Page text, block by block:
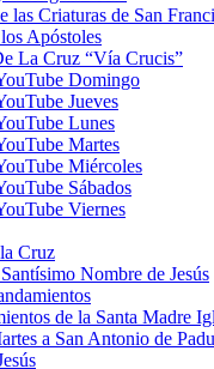
las Criaturas de San
Apóstoles
La Cruz “Vía Crucis”
Domingo
Jueves
Lunes
Martes
Miércoles
Sábados
Viernes
Cruz
Nombre de Jesús
de la Santa Madre
a San Antonio de